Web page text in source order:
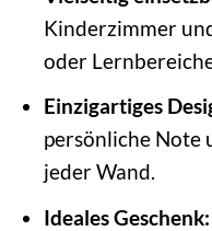
Kinderzimmer
oder
Einzigartiges
persönliche Note
jeder Wand.
Ideales Geschenk: